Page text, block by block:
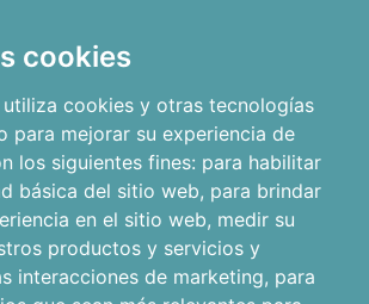
cookies
cookies y otras tecnologías
para mejorar su experiencia de
los siguientes fines: para habilitar
básica del sitio web, para brindar
en el sitio web, medir su
productos y servicios y
interacciones de marketing, para